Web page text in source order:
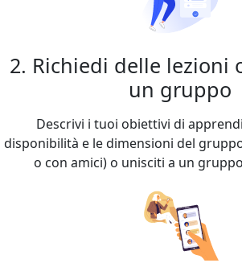
2. Richiedi delle lezioni
un gruppo
Descrivi i tuoi obiettivi di
disponibilità e le dimensioni del
o con amici) o unisciti a un